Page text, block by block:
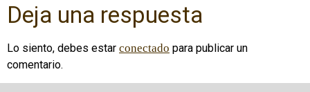
Deja una respuesta
Lo siento, debes estar conectado para publicar un
comentario.